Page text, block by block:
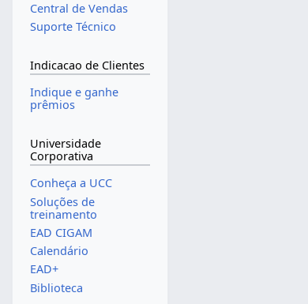
Central de Vendas
Suporte Técnico
Indicacao de Clientes
Indique e ganhe
prêmios
Universidade
Corporativa
Conheça a UCC
Soluções de
treinamento
EAD CIGAM
Calendário
EAD+
Biblioteca